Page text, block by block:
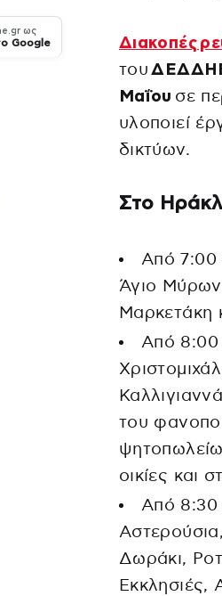
ως
Google Διακοπές
του
Μαΐου σε
υλοποιεί
δικτύων.
Στο
Από 7:00
Άγιο
Μαρκετάκη
Από 8:00
του
οικίες και
Από 8:30
Δωράκι,
Εκκλησιές,